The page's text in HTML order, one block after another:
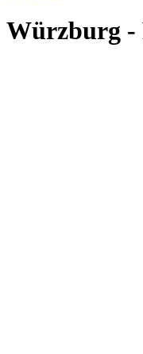
Würzburg -